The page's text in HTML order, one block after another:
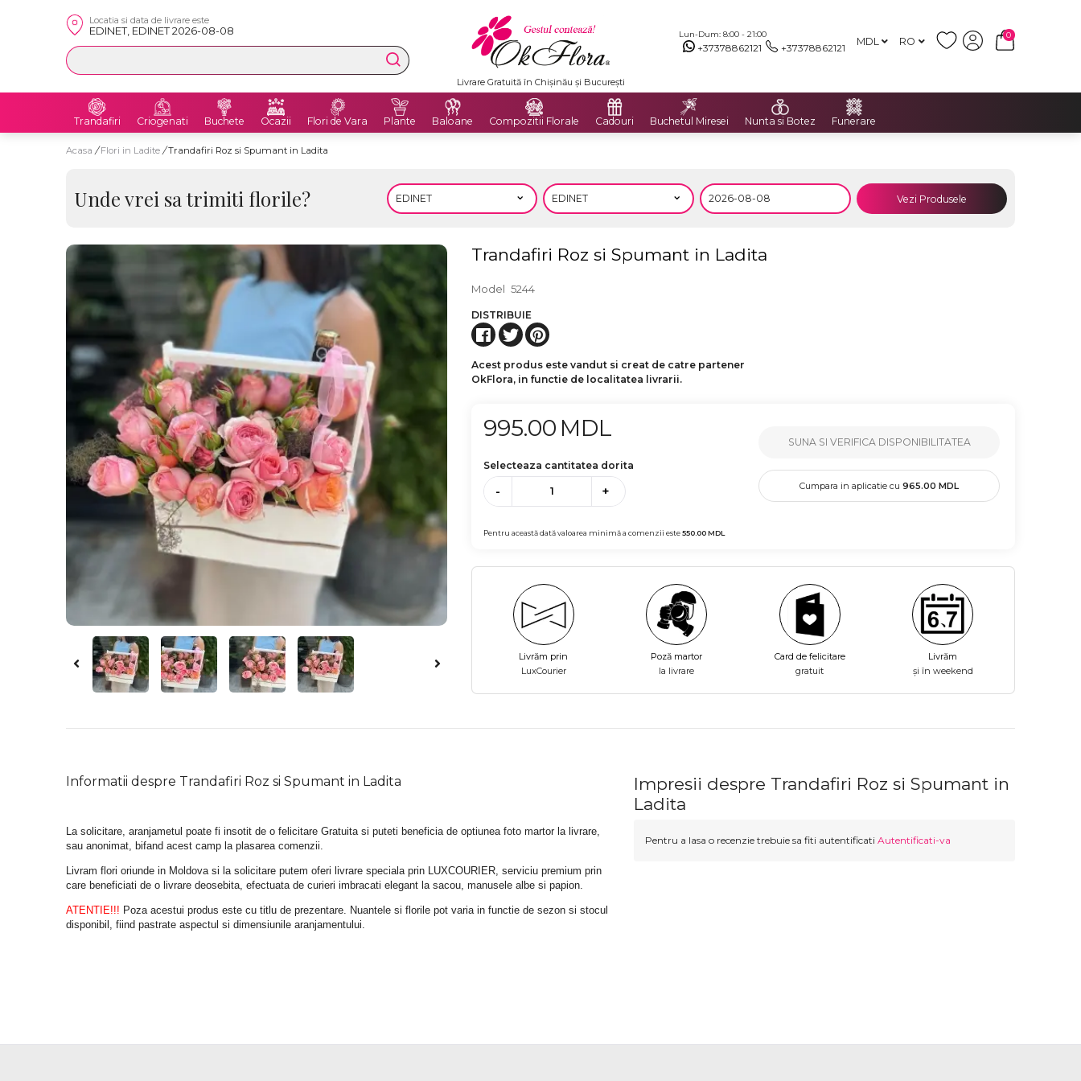
Locatia si data de livrare este
EDINET, EDINET 2026-08-08 Lun-Dum: 8:00 - 21:00
+37378862121 +37378862121 MDL RO
0
Livrare Gratuită în Chișinău și București
Trandafiri Criogenati Buchete Ocazii Flori de Vara Plante Baloane Compozitii Florale Cadouri Buchetul Miresei Nunta si Botez Funerare
Acasa / Flori in Ladite / Trandafiri Roz si Spumant in Ladita
Unde vrei sa trimiti florile? Vezi Produsele
Trandafiri Roz si Spumant in Ladita
Model 5244
DISTRIBUIE
Acest produs este vandut si creat de catre partener
OkFlora, in functie de localitatea livrarii.
995.00 MDL
Selecteaza cantitatea dorita
- +
Pentru această dată valoarea minimă a comenzii este550.00MDL
SUNA SI VERIFICA DISPONIBILITATEA
Cumpara in aplicatie cu965.00 MDL
Livrăm prin
LuxCourier
Poză martor
la livrare
Card de felicitare
gratuit
Livrăm
și în weekend
Informatii despre Trandafiri Roz si Spumant in Ladita
La solicitare, aranjametul poate fi insotit de o felicitare Gratuita si puteti beneficia de optiunea foto martor la livrare,
sau anonimat, bifand acest camp la plasarea comenzii.
Livram flori oriunde in Moldova si la solicitare putem oferi livrare speciala prin LUXCOURIER, serviciu premium prin
care beneficiati de o livrare deosebita, efectuata de curieri imbracati elegant la sacou, manusele albe si papion.
ATENTIE!!! Poza acestui produs este cu titlu de prezentare. Nuantele si florile pot varia in functie de sezon si stocul
disponibil, fiind pastrate aspectul si dimensiunile aranjamentului.
Impresii despre Trandafiri Roz si Spumant in
Ladita
Pentru a lasa o recenzie trebuie sa fiti autentificati Autentificati-va